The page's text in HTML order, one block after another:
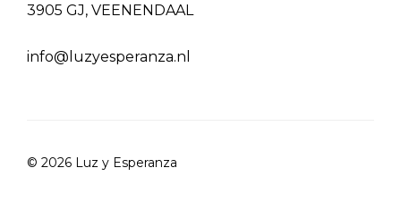
3905 GJ, VEENENDAAL
info@luzyesperanza.nl
© 2026 Luz y Esperanza